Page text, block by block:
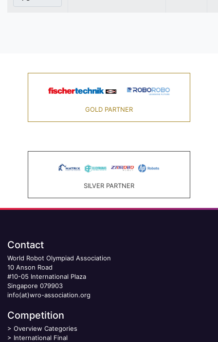
GOLD PARTNER
SILVER PARTNER
Contact
World Robot Olympiad Association
10 Anson Road
#10-05 International Plaza
Singapore 079903
info(at)wro-association.org
Competition
> Overview Categories
> International Final